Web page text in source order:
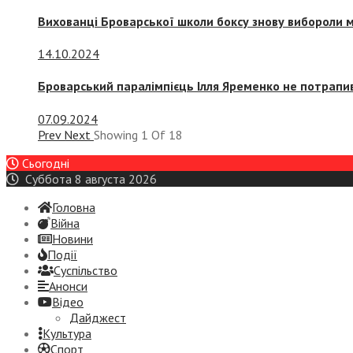
Вихованці Броварської школи боксу знову вибороли
14.10.2024
Броварський паралімпієць Ілля Яременко не
07.09.2024
Prev Next Showing 1 Of 18
Сьогодні
Суббота 8 августа 2026
Головна
Війна
Новини
Події
Суспiльство
Анонси
Відео
Дайджест
Культура
Спорт